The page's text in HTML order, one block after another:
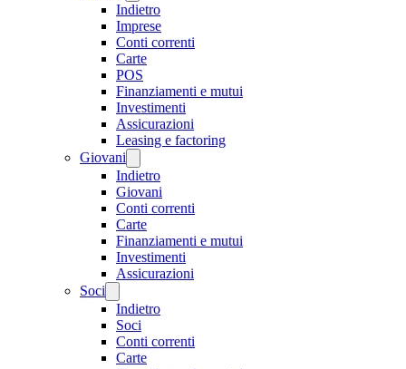
Indietro
Imprese
Conti correnti
Carte
POS
Finanziamenti e mutui
Investimenti
Assicurazioni
Leasing e factoring
Giovani
Indietro
Giovani
Conti correnti
Carte
Finanziamenti e mutui
Investimenti
Assicurazioni
Soci
Indietro
Soci
Conti correnti
Carte